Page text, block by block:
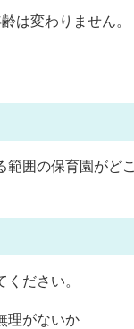
は変わりません。
囲の保育園がど
ださい。
理がないか